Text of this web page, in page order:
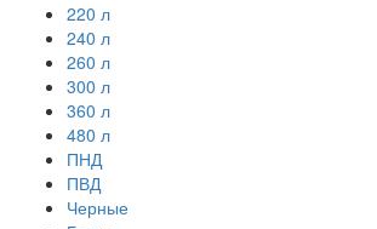
220 л
240 л
260 л
300 л
360 л
480 л
ПНД
ПВД
Черные